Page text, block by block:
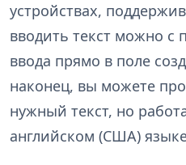
устройствах,
вводить текст можно
ввода прямо в поле
наконец, вы можете
нужный текст, но
английском (США)